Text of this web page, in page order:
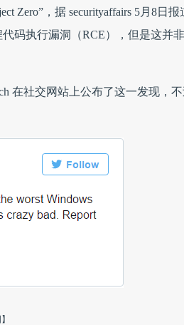
，据 securityaffairs 5月8日报
代码执行漏洞（RCE），但是这并
在社交网站上公布了这一发现，不